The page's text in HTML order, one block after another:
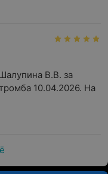
В.В. за
10.04.2026. На